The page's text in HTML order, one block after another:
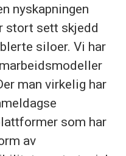
nyskapningen
stort sett skjedd
siloer. Vi har
man virkelig har
som har
av